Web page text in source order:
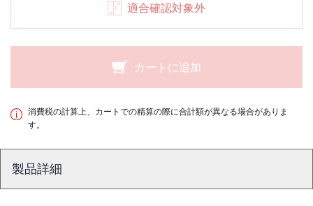
適合確認対象外
カートに追加
消費税の計算上、カートでの精算の際に合計額が異なる場合がありま
す。
製品詳細